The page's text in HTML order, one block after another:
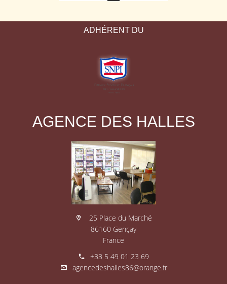
ADHÉRENT DU
AGENCE DES HALLES
25 Place du Marché
86160 Gençay
France
+33 5 49 01 23 69
agencedeshalles86@orange.fr